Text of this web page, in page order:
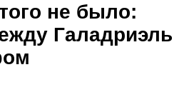
не было:
Галадриэль